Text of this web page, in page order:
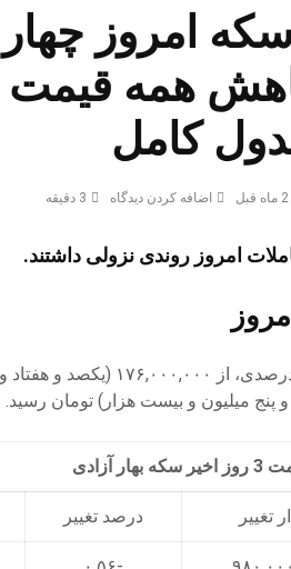
امروز
کاهش همه قیمت
کامل
2 ماه قبل اضافه کردن دیدگاه 3 دقیقه
امروز روندی نزولی داشتند.
سکه بهار آزادی امروز با کاهش ۰.۵۵
آزادی
تغییر درصد تغییر